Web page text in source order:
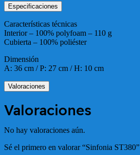
Especificaciones
Características técnicas
Interior – 100% polyfoam – 110 g
Cubierta – 100% poliéster
Dimensión
A: 36 cm / P: 27 cm / H: 10 cm
Valoraciones
Valoraciones
No hay valoraciones aún.
Sé el primero en valorar “Sinfonia ST380”